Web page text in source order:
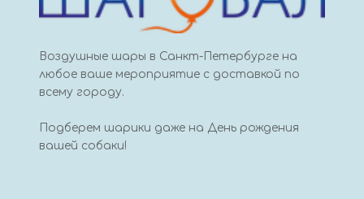
Воздушные шары в Санкт-Петербурге на
любое ваше мероприятие с доставкой по
всему городу.
Подберем шарики даже на День рождения
вашей собаки!